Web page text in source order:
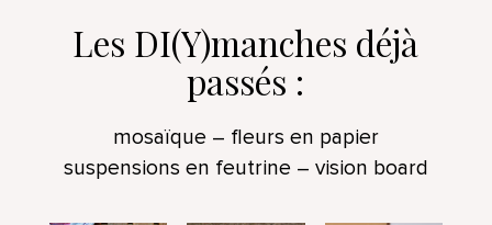
Les DI(Y)manches déjà
passés :
mosaïque – fleurs en papier
suspensions en feutrine – vision board